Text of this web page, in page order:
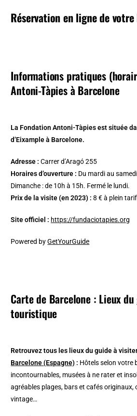
Réservation en ligne de
Informations pratiques
Antoni-Tàpies à Barcelone
La Fondation Antoni-Tàpies est située
d’Eixample à Barcelone.
Adresse : Carrer d’Aragó 255
Horaires d’ouverture : Du mardi au
Dimanche : de 10h à 15h. Fermé le lundi.
Prix de la visite (en 2023) : 8 € à plein
Site officiel : https://fundaciotapies.org
Powered byGetYourGuide
Carte de Barcelone : Lieux
touristique
Retrouvez tous les lieux du guide à
Barcelone (Espagne) : Hôtels selon votre
incontournables, musées à ne rater et
agréables plages, bars et cafés originaux,
vintage…